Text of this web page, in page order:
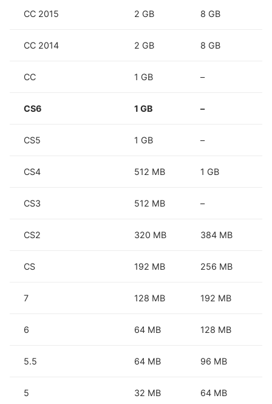
CC 2015 2 GB 8 GB
CC 2014 2 GB 8 GB
CC 1 GB –
CS6 1 GB –
CS5 1 GB –
CS4 512 MB 1 GB
CS3 512 MB –
CS2 320 MB 384 MB
CS 192 MB 256 MB
7 128 MB 192 MB
6 64 MB 128 MB
5.5 64 MB 96 MB
5 32 MB 64 MB